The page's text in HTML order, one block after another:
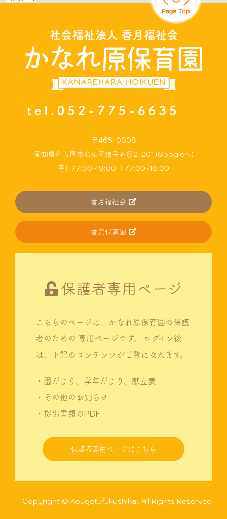
〒465-0008
愛知県名古屋市名東区猪子石原2-201 (Googleへ)
平日/7:00~19:00 土/7:00~18:00
香月福祉会
香流保育園
保護者専用ページ
こちらのページは、かなれ原保育園の保護
者のための 専用ページです。
ログイン後
は、下記のコンテンツがご覧になれます。
・園だより、学年だより、献立表
・その他のお知らせ
・提出書類のPDF
保護者専用ページはこちら
Copyright © Kougetufukushikai. All Rights Reserved